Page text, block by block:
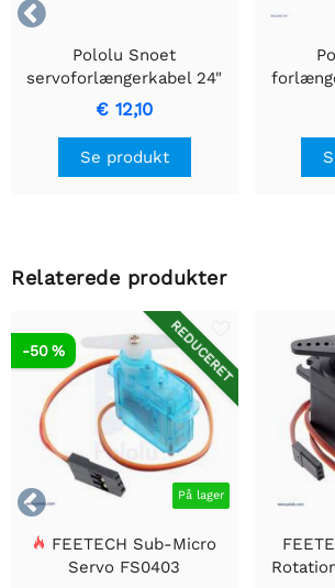

Pololu Snoet
servoforlængerkabel 24"
han - hun
€ 12,10
Se produkt
Relaterede produkter

REDUCERET
På lager
-50 %
FEETECH Sub-Micro
Servo FS0403